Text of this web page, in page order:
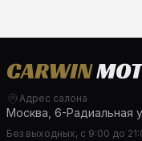
Адрес салона
Москва, 6-Радиальная
Без выходных, с 9:00 до